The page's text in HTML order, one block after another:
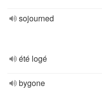
sojourned
été logé
bygone